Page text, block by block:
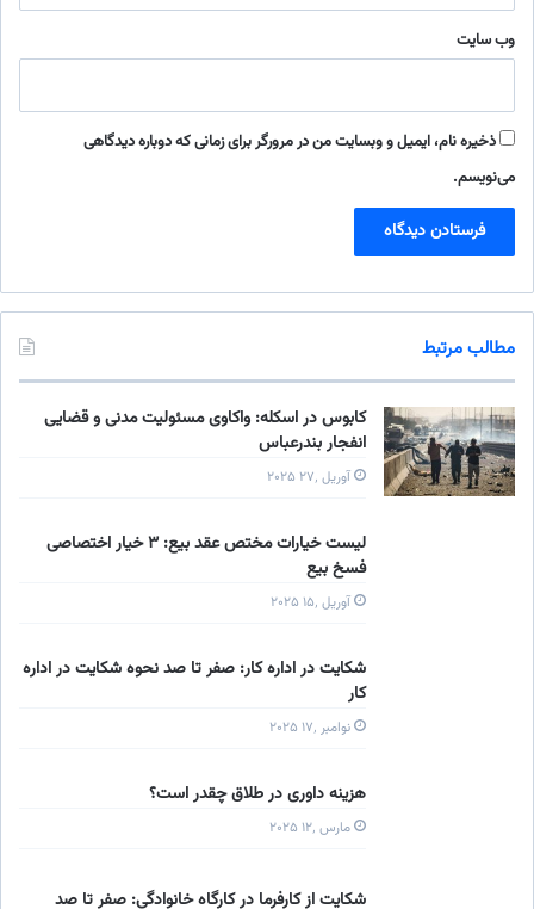
وب‌ سایت
ذخیره نام، ایمیل و وبسایت من در مرورگر برای زمانی که دوباره دیدگاهی
می‌نویسم.
مطالب مرتبط
کابوس در اسکله: واکاوی مسئولیت‌ مدنی و قضایی
انفجار بندرعباس
آوریل ۲۷٬ ۲۰۲۵
لیست خیارات مختص عقد بیع: ۳ خیار اختصاصی
فسخ بیع
آوریل ۱۵٬ ۲۰۲۵
شکایت در اداره کار: صفر تا صد نحوه شکایت در اداره
کار
نوامبر ۱۷٬ ۲۰۲۵
هزینه داوری در طلاق چقدر است؟
مارس ۱۲٬ ۲۰۲۵
شکایت از کارفرما در کارگاه خانوادگی: صفر تا صد